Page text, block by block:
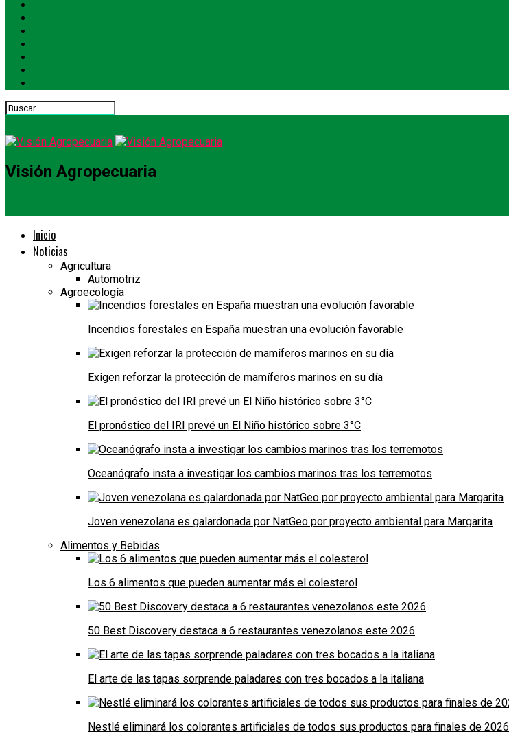
Visión Agropecuaria
Inicio
Noticias
Agricultura
Automotriz
Agroecología
Incendios forestales en España muestran una evolución favorable
Exigen reforzar la protección de mamíferos marinos en su día
El pronóstico del IRI prevé un El Niño histórico sobre 3°C
Oceanógrafo insta a investigar los cambios marinos tras los terremotos
Joven venezolana es galardonada por NatGeo por proyecto ambiental para Margarita
Alimentos y Bebidas
Los 6 alimentos que pueden aumentar más el colesterol
50 Best Discovery destaca a 6 restaurantes venezolanos este 2026
El arte de las tapas sorprende paladares con tres bocados a la italiana
Nestlé eliminará los colorantes artificiales de todos sus productos para finales de 2026